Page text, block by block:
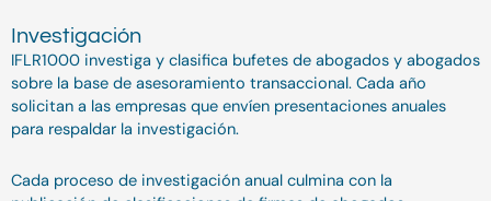
Investigación
IFLR1000 investiga y clasifica bufetes de abogados y abogados
sobre la base de asesoramiento transaccional. Cada año
solicitan a las empresas que envíen presentaciones anuales
para respaldar la investigación.
Cada proceso de investigación anual culmina con la